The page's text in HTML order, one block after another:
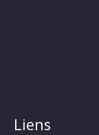
Liens